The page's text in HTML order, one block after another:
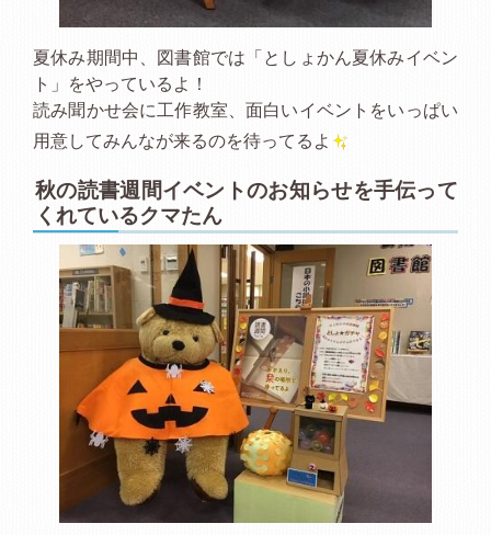
夏休み期間中、図書館では「としょかん夏休みイベン
ト」をやっているよ！
読み聞かせ会に工作教室、面白いイベントをいっぱい
用意してみんなが来るのを待ってるよ
秋の読書週間イベントのお知らせを手伝って
くれているクマたん